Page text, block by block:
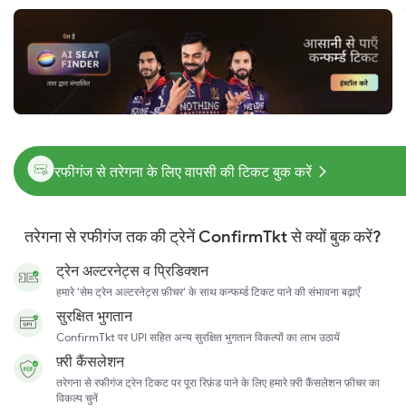
रफीगंज से तरेगना के लिए वापसी की टिकट बुक करें
तरेगना से रफीगंज तक की ट्रेनें ConfirmTkt से क्यों बुक करें?
ट्रेन अल्टरनेट्स व प्रिडिक्शन
हमारे 'सेम ट्रेन अल्टरनेट्स फ़ीचर' के साथ कन्फर्म्ड टिकट पाने की संभावना बढ़ाएँ
सुरक्षित भुगतान
ConfirmTkt पर UPI सहित अन्य सुरक्षित भुगतान विकल्पों का लाभ उठायें
फ़्री कैंसलेशन
तरेगना से रफीगंज ट्रेन टिकट पर पूरा रिफ़ंड पाने के लिए हमारे फ़्री कैंसलेशन फ़ीचर का
विकल्प चुनें